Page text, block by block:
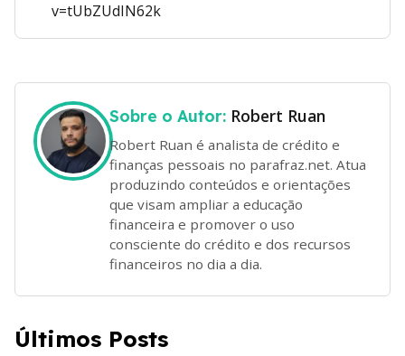
v=tUbZUdIN62k
Sobre o Autor: Robert Ruan
Robert Ruan é analista de crédito e
finanças pessoais no parafraz.net. Atua
produzindo conteúdos e orientações
que visam ampliar a educação
financeira e promover o uso
consciente do crédito e dos recursos
financeiros no dia a dia.
Últimos Posts